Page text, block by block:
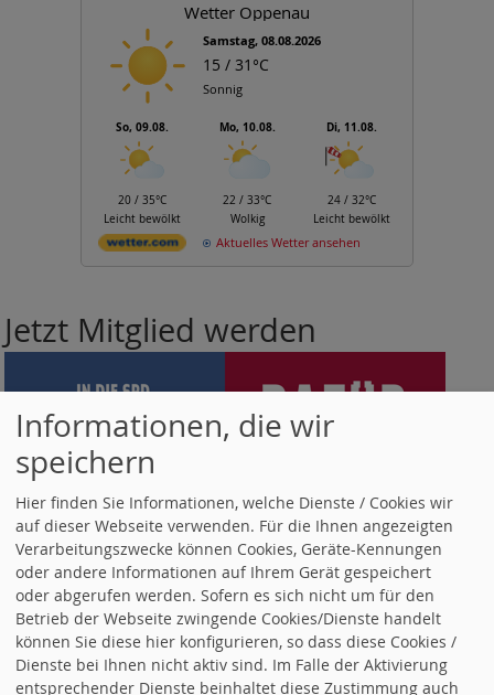
Wetter Oppenau
Samstag, 08.08.2026
15 / 31°C
Sonnig
So, 09.08.
20 / 35°C
Leicht bewölkt
Mo, 10.08.
22 / 33°C
Wolkig
Di, 11.08.
24 / 32°C
Leicht bewölkt
Aktuelles Wetter ansehen
Jetzt Mitglied werden
Spenden für den Ortsverein
Informationen, die wir
speichern
Hier finden Sie Informationen, welche Dienste / Cookies wir
auf dieser Webseite verwenden. Für die Ihnen angezeigten
Verarbeitungszwecke können Cookies, Geräte-Kennungen
oder andere Informationen auf Ihrem Gerät gespeichert
oder abgerufen werden. Sofern es sich nicht um für den
Betrieb der Webseite zwingende Cookies/Dienste handelt
können Sie diese hier konfigurieren, so dass diese Cookies /
Dienste bei Ihnen nicht aktiv sind. Im Falle der Aktivierung
entsprechender Dienste beinhaltet diese Zustimmung auch